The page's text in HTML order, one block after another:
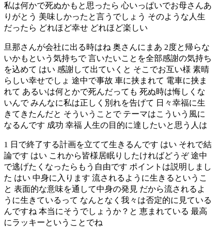
私は何かで死ぬかもと思ったら 心いっぱいでお母さんあ
りがとう 美味しかったと言うでしょう そのような人生
だったら どれほど幸せ どれほど楽しい
旦那さんが会社に出る時はね 奥さんにまあ 2度と帰らな
いかもという気持ちで 言いたいことを全部感謝の気持ち
を込めて はい 感謝して出ていくと そこでお互い様 素晴
らしい幸せでしょ 途中で事故 車に挟まれて 電車に挟ま
れて あるいは何とかで死んだっても 死ぬ時は悔しくな
いんで みんなに私は正しく別れを告げて 日々幸福に生
きてきたんだと そういうことで テーマはこういう風に
なるんです 成功 幸福 人生の目的に達したいと思う人は
1 日で終了する計画を立てて生きるんです はい それで結
論です はい これから皆様居眠りしたければどうぞ 途中
で逃げたくなったらもう自由です ポイントは説明しまし
た はい 中身に入ります 流されるように生きるというこ
と 表面的な意味を通して中身の発見 だから流されるよ
うに生きているって なんとなく我々は否定的に見ている
んですね 本当にそうでしょうか？と 恵まれている 最高
にラッキーということでね